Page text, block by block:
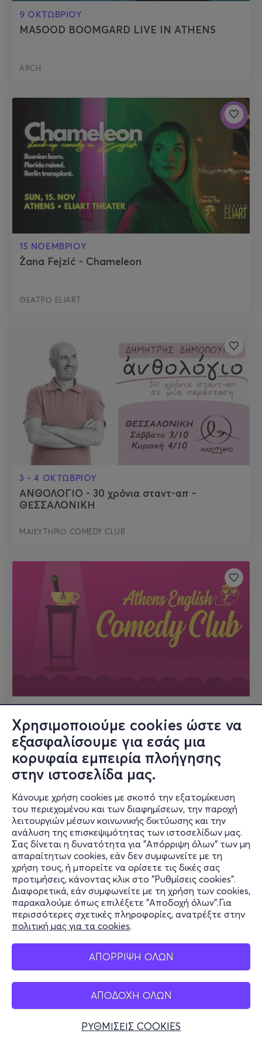
Χρησιμοποιούμε cookies ώστε να
εξασφαλίσουμε για εσάς μια
κορυφαία εμπειρία πλοήγησης
στην ιστοσελίδα μας.
Κάνουμε χρήση cookies με σκοπό την εξατομίκευση
του περιεχομένου και των διαφημίσεων, την παροχή
λειτουργιών μέσων κοινωνικής δικτύωσης και την
ανάλυση της επισκεψιμότητας των ιστοσελίδων μας.
Σας δίνεται η δυνατότητα για "Απόρριψη όλων" των μη
απαραίτητων cookies, εάν δεν συμφωνείτε με τη
χρήση τους, ή μπορείτε να ορίσετε τις δικές σας
προτιμήσεις, κάνοντας κλικ στο "Ρυθμίσεις cookies".
Διαφορετικά, εάν συμφωνείτε με τη χρήση των cookies,
παρακαλούμε όπως επιλέξετε "Αποδοχή όλων".Για
περισσότερες σχετικές πληροφορίες, ανατρέξτε στην
πολιτική μας για τα cookies.
ΑΠΟΡΡΙΨΗ ΟΛΩΝ
ΑΠΟΔΟΧΗ ΟΛΩΝ
ΡΥΘΜΙΣΕΙΣ COOKIES
9 ΟΚΤΩΒΡΙΟΥ
MASOOD BOOMGARD LIVE IN ATHENS
ARCH
15 ΝΟΕΜΒΡΙΟΥ
Žana Fejzić - Chameleon
ΘΕΑΤΡΟ ELIART
3 - 4 ΟΚΤΩΒΡΙΟΥ
ΑΝΘΟΛΟΓΙΟ - 30 χρόνια σταντ-απ -
ΘΕΣΣΑΛΟΝΙΚΗ
ΜΑΙΕΥΤΗΡΙΟ COMEDY CLUB
Athens English Comedy Club
ΘΕΑΤΡΟ ELIART
MY COUSIN VLAD - Athens
JAVA COMEDY CLUB